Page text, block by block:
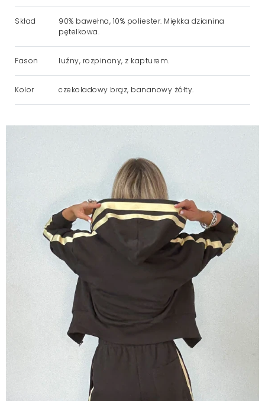
Skład
90% bawełna, 10% poliester. Miękka dzianina
pętelkowa.
Fason luźny, rozpinany, z kapturem.
Kolor czekoladowy brąz, bananowy żółty.